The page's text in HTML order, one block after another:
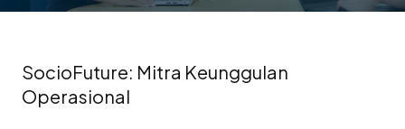
SocioFuture: Mitra Keunggulan
Operasional